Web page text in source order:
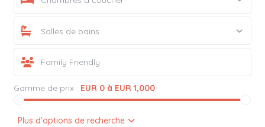
Salles de bains
Gamme de prix : EUR 0 à EUR 1,000
Plus d'options de recherche